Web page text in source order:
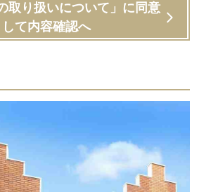
取り扱いについて」に同意
して内容確認へ